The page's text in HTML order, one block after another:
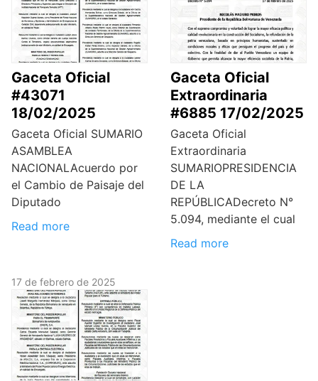
Gaceta Oficial
#43071
18/02/2025
Gaceta Oficial SUMARIO
ASAMBLEA
NACIONALAcuerdo por
el Cambio de Paisaje del
Diputado
Read more
Gaceta Oficial
Extraordinaria
#6885 17/02/2025
Gaceta Oficial
Extraordinaria
SUMARIOPRESIDENCIA
DE LA
REPÚBLICADecreto N°
5.094, mediante el cual
Read more
17 de febrero de 2025